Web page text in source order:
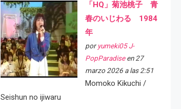
「HQ」菊池桃子 青
春のいじわる 1984
年
por yumeki05 J-
PopParadiseen 27
marzo 2026 a las 2:51
Momoko Kikuchi /
Seishun no ijiwaru